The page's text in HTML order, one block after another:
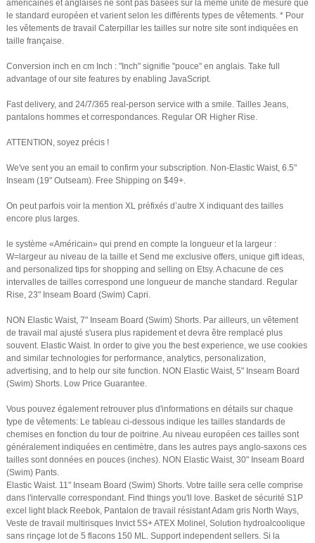
américaines et anglaises ne sont pas basées sur la même unité de mesure que
le standard européen et varient selon les différents types de vêtements. * Pour
les vêtements de travail Caterpillar les tailles sur notre site sont indiquées en
taille française.
Conversion inch en cm Inch : "Inch" signifie "pouce" en anglais. Take full
advantage of our site features by enabling JavaScript.
Fast delivery, and 24/7/365 real-person service with a smile. Tailles Jeans,
pantalons hommes et correspondances. Regular OR Higher Rise.
ATTENTION, soyez précis !
We've sent you an email to confirm your subscription. Non-Elastic Waist, 6.5"
Inseam (19" Outseam). Free Shipping on $49+.
On peut parfois voir la mention XL préfixés d’autre X indiquant des tailles
encore plus larges.
le système «Américain» qui prend en compte la longueur et la largeur :
W=largeur au niveau de la taille et Send me exclusive offers, unique gift ideas,
and personalized tips for shopping and selling on Etsy. A chacune de ces
intervalles de tailles correspond une longueur de manche standard. Regular
Rise, 23" Inseam Board (Swim) Capri.
NON Elastic Waist, 7" Inseam Board (Swim) Shorts. Par ailleurs, un vêtement
de travail mal ajusté s'usera plus rapidement et devra être remplacé plus
souvent. Elastic Waist. In order to give you the best experience, we use cookies
and similar technologies for performance, analytics, personalization,
advertising, and to help our site function. NON Elastic Waist, 5" Inseam Board
(Swim) Shorts. Low Price Guarantee.
Vous pouvez également retrouver plus d'informations en détails sur chaque
type de vêtements: Le tableau ci-dessous indique les tailles standards de
chemises en fonction du tour de poitrine. Au niveau européen ces tailles sont
généralement indiquées en centimètre, dans les autres pays anglo-saxons ces
tailles sont données en pouces (inches). NON Elastic Waist, 30" Inseam Board
(Swim) Pants.
Elastic Waist. 11" Inseam Board (Swim) Shorts. Votre taille sera celle comprise
dans l'intervalle correspondant. Find things you'll love. Basket de sécurité S1P
excel light black Reebok, Pantalon de travail résistant Adam gris North Ways,
Veste de travail multirisques Invict 5S+ ATEX Molinel, Solution hydroalcoolique
sans rinçage lot de 5 flacons 150 ML. Support independent sellers. Si la